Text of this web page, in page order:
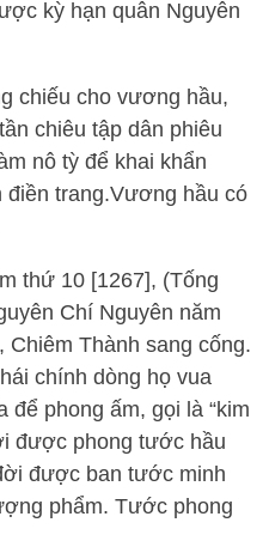
kỳ hạn quân Nguyên
chiếu cho vương hầu,
chiêu tập dân phiêu
nô tỳ để khai khẩn
điền trang.Vương hầu có
thứ 10 [1267], (Tống
Chí Nguyên năm
Thành sang cống.
chính dòng họ vua
phong ấm, gọi là “kim
được phong tước hầu
được ban tước minh
phẩm. Tước phong